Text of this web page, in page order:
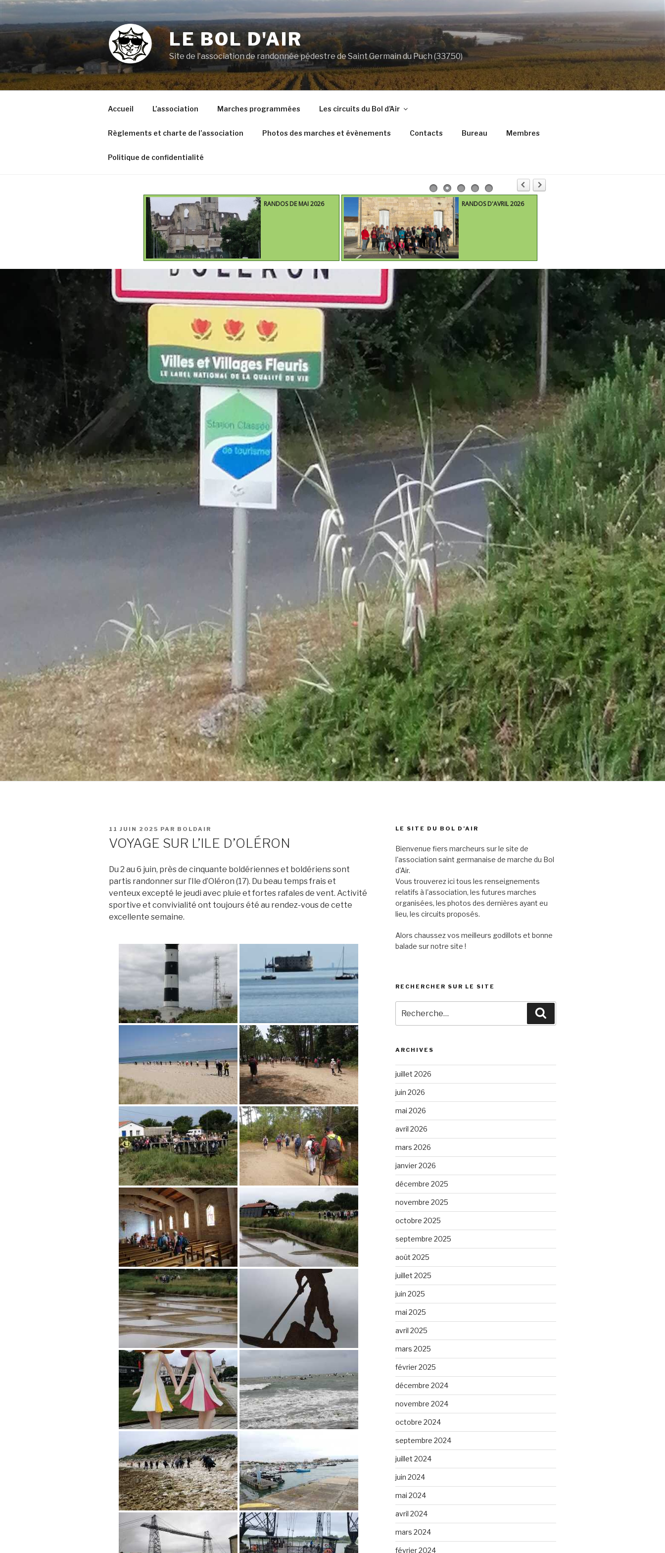
Aller
contenu
principal
LE BOL D'AIR
Site de l'association de randonnée pédestre de Saint Germain du Puch (33750)
Accueil L’association Marches programmées Les circuits du Bol d’Air
Règlements et charte de l’association Photos des marches et évènements Contacts Bureau Membres
Politique de confidentialité
RANDOS DE MAI 2026 RANDOS D'AVRIL 2026
PUBLIÉ
11 JUIN 2025 PAR BOLDAIR
VOYAGE SUR L’ILE D’OLÉRON
Du 2 au 6 juin, près de cinquante boldériennes et boldériens sont
partis randonner sur l’Ile d’Oléron (17). Du beau temps frais et
venteux excepté le jeudi avec pluie et fortes rafales de vent. Activité
sportive et convivialité ont toujours été au rendez-vous de cette
excellente semaine.
LE SITE DU BOL D’AIR
Bienvenue fiers marcheurs sur le site de
l'association saint germanaise de marche du Bol
d'Air.
Vous trouverez ici tous les renseignements
relatifs à l'association, les futures marches
organisées, les photos des dernières ayant eu
lieu, les circuits proposés.
Alors chaussez vos meilleurs godillots et bonne
balade sur notre site !
RECHERCHER SUR LE SITE
pour
:
ARCHIVES
juillet 2026
juin 2026
mai 2026
avril 2026
mars 2026
janvier 2026
décembre 2025
novembre 2025
octobre 2025
septembre 2025
août 2025
juillet 2025
juin 2025
mai 2025
avril 2025
mars 2025
février 2025
décembre 2024
novembre 2024
octobre 2024
septembre 2024
juillet 2024
juin 2024
mai 2024
avril 2024
mars 2024
février 2024